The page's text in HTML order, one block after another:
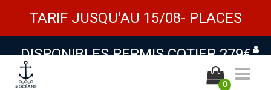
TARIF JUSQU'AU 15/08- PLACES
DISPONIBLES PERMIS COTIER 279€
0